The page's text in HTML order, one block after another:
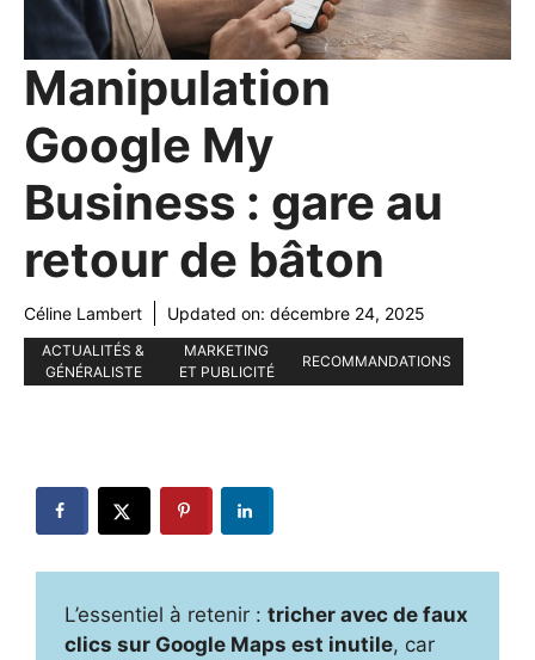
Manipulation
Google My
Business : gare au
retour de bâton
Céline Lambert Updated on: décembre 24, 2025
ACTUALITÉS &
GÉNÉRALISTE
MARKETING
ET PUBLICITÉ
RECOMMANDATIONS
L’essentiel à retenir : tricher avec de faux
clics sur Google Maps est inutile, car